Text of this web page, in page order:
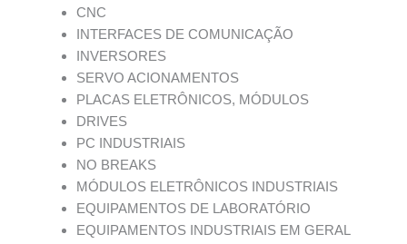
CNC
INTERFACES DE COMUNICAÇÃO
INVERSORES
SERVO ACIONAMENTOS
PLACAS ELETRÔNICOS, MÓDULOS
DRIVES
PC INDUSTRIAIS
NO BREAKS
MÓDULOS ELETRÔNICOS INDUSTRIAIS
EQUIPAMENTOS DE LABORATÓRIO
EQUIPAMENTOS INDUSTRIAIS EM GERAL